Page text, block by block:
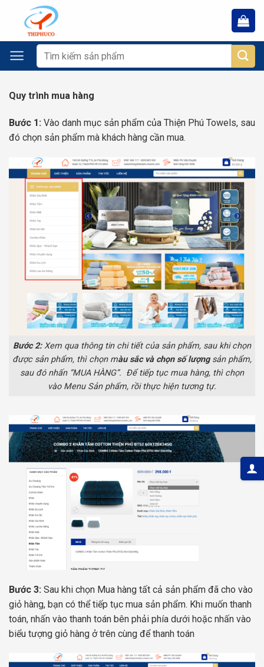
dung
Tìm
kiếm:
Quy trình mua hàng
Bước 1: Vào danh mục sản phẩm của Thiện Phú Towels, sau
đó chọn sản phẩm mà khách hàng cần mua.
Bước 2:Xem qua thông tin chi tiết của sản phẩm, sau khi chọn
được sản phẩm, thì chọn màu sắc và chọn số lượngsản phẩm,
sau đó nhấn “MUA HÀNG”. Để tiếp tục mua hàng, thì chọn
vào Menu Sản phẩm, rồi thực hiện tương tự.
Bước 3: Sau khi chọn Mua hàng tất cả sản phẩm đã cho vào
giỏ hàng, bạn có thể tiếp tục mua sản phẩm. Khi muốn thanh
toán, nhấn vào thanh toán bên phải phía dưới hoặc nhấn vào
biểu tượng giỏ hàng ở trên cùng để thanh toán